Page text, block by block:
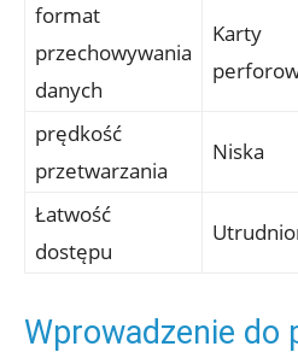
format
przechowywania
danych
Karty
prędkość
przetwarzania
Niska
Łatwość‌
dostępu
Wprowadzenie do⁤